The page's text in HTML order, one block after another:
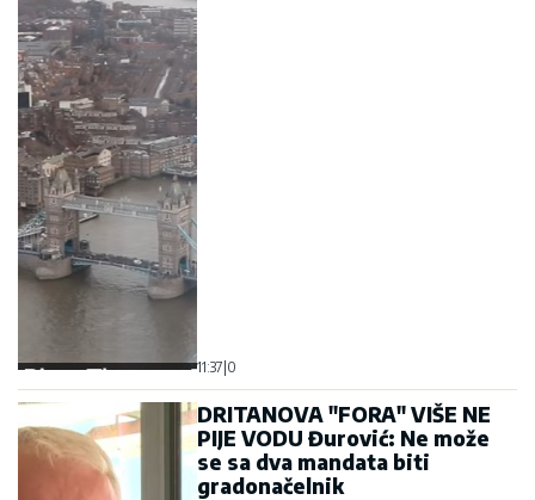
11:37 0
DRITANOVA "FORA" VIŠE NE
PIJE VODU Đurović: Ne može
se sa dva mandata biti
gradonačelnik